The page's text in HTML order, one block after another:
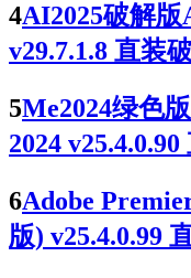
4AI2025破解
v29.7.1.8 直装
5Me2024绿色
2024
6Adobe
版) v25.4.0.99